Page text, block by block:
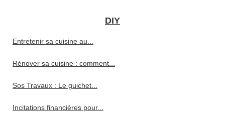
DIY
Entretenir sa cuisine au...
Rénover sa cuisine : comment...
Sos Travaux : Le guichet...
Incitations financières pour...